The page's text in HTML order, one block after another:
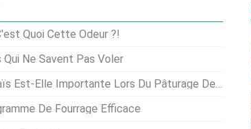
Quoi Cette Odeur ?!
Ne Savent Pas Voler
Elle Importante Lors Du Pâturage Des Résidus ?
De Fourrage Efficace